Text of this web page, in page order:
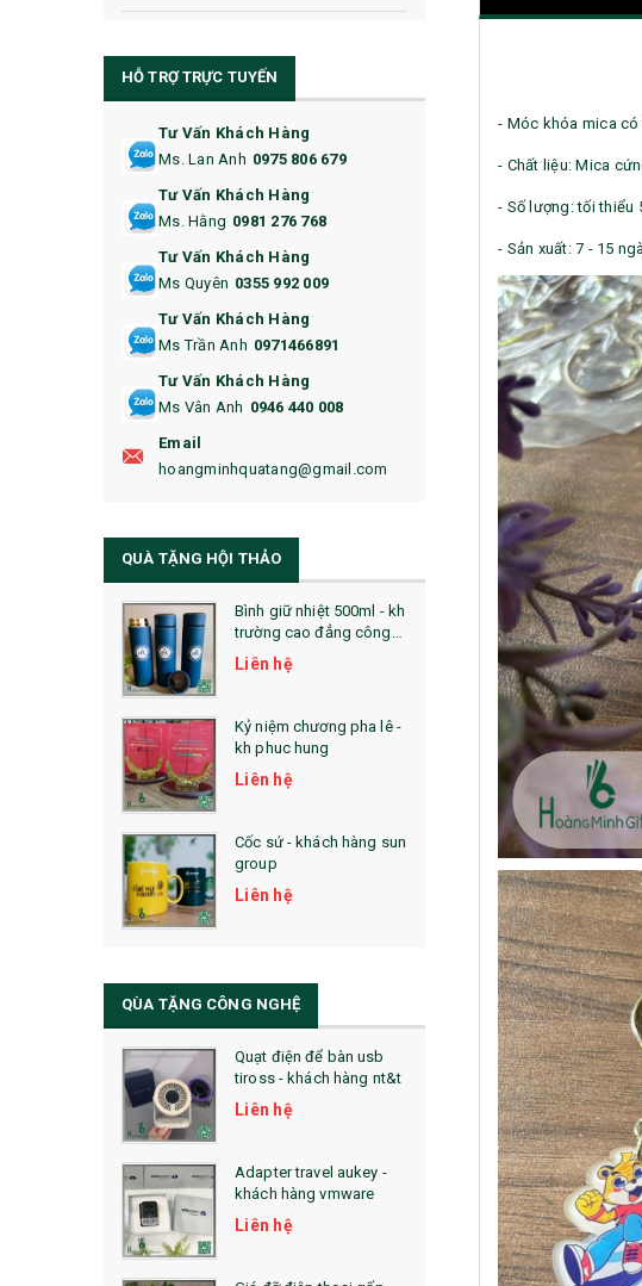
- Móc khóa mica
- Chất liệu: Mica
- Số lượng: tối thiểu
- Sản xuất: 7 - 15
11. CỐC/BÌNH GIỮ NHIỆT
12. BÌNH NƯỚC
14. HỘP/VÍ ĐỰNG NAMECARD
15. BỘ BẤM MÓNG
16. BAO HỘ CHIẾU
18. ẤM CHÉN QUÀ TẶNG
19. ĐỒNG HỒ TREO TƯỜNG
22. ĐỒNG HỒ ĐỂ BÀN
23. QÙA TẶNG ĐỘC ĐÁO
24. QÙA TẶNG PHA LÊ
25. QUÀ TẶNG GLASSLOCK
26. QUÀ TẶNG LUMINARC
28. BỘ ĐỒ ĂN CAO CẤP
29. MÓC KHOÁ
31. TÚI VẢI KHÔNG DỆT
33. MŨ LƯỠI TRAI
36. QUẠT NHỰA QUẢNG CÁO
QUÀ TẶNG KHUYẾN MẠI
QUÀ TẶNG SX NHANH
QUÀ TẶNG HỘI THẢO
QUÀ TẶNG CÔNG NGHỆ
HỖ TRỢ TRỰC TUYẾN
Tư Vấn Khách Hàng
Ms. Lan Anh 0975 806 679
Tư Vấn Khách Hàng
Ms. Hằng 0981 276 768
Tư Vấn Khách Hàng
Ms Quyên 0355 992 009
Tư Vấn Khách Hàng
Ms Trần Anh 0971466891
Tư Vấn Khách Hàng
Ms Vân Anh 0946 440 008
Email
hoangminhquatang@gmail.com
QUÀ TẶNG HỘI THẢO
Bình giữ nhiệt 500ml - kh
trường cao đẳng công
nghệ bách khoa hà nội
Liên hệ
Kỷ niệm chương pha lê -
kh phuc hung
Liên hệ
Cốc sứ - khách hàng sun
group
Liên hệ
Bộ sổ bút
khách hàng
Liên hệ
Pin sạc dự
j82
hàng nam
Liên hệ
Ô gấp 3
kh viags
Liên hệ
QÙA TẶNG CÔNG NGHỆ
Quạt điện để bàn usb
tiross - khách hàng nt&t
Liên hệ
Adapter travel aukey -
khách hàng vmware
Liên hệ
Đế để ipad
600 in logo
Liên hệ
Bộ quà
baseus -
alphare
Liên hệ